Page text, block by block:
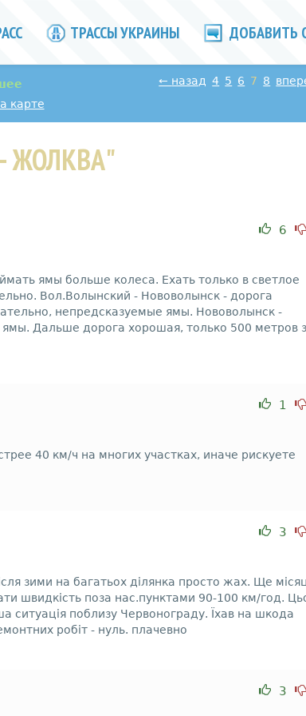
ТРАССЫ УКРАИНЫ ДОБАВИТЬ
карте
← назад 4 5 6 7 8
ЖОЛКВА"
6
ямы больше колеса. Ехать только в светлое
Вол.Волынский - Нововолынск - дорога
непредсказуемые ямы. Нововолынск -
Дальше дорога хорошая, только 500 метров
1
40 км/ч на многих участках, иначе рискуете
3
зими на багатьох ділянка просто жах. Ще
швидкість поза нас.пунктами 90-100 км/год.
ситуація поблизу Червонограду. Їхав на шкода
робіт - нуль. плачевно
3